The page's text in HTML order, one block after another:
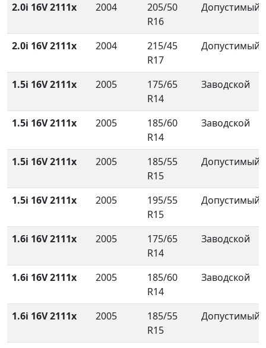
2.0i 16V 2111x 2004
205/50
R16
Допустимый
2.0i 16V 2111x 2004
215/45
R17
Допустимый
1.5i 16V 2111x 2005
175/65
R14
Заводской
1.5i 16V 2111x 2005
185/60
R14
Заводской
1.5i 16V 2111x 2005
185/55
R15
Допустимый
1.5i 16V 2111x 2005
195/55
R15
Допустимый
1.6i 16V 2111x 2005
175/65
R14
Заводской
1.6i 16V 2111x 2005
185/60
R14
Заводской
1.6i 16V 2111x 2005
185/55
R15
Допустимый